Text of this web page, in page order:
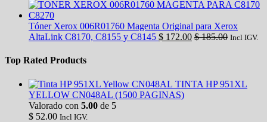
Tóner Xerox 006R01760 Magenta Original para Xerox
AltaLink C8170, C8155 y C8145 $ 172.00 $185.00 Incl IGV.
Top Rated Products
TINTA HP 951XL
YELLOW CN048AL (1500 PAGINAS)
Valorado con 5.00 de 5
$ 52.00 Incl IGV.